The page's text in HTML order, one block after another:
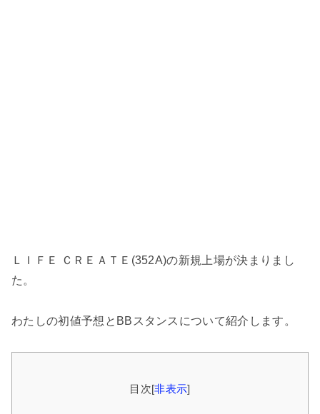
ＬＩＦＥ ＣＲＥＡＴＥ(352A)の新規上場が決まりまし
た。
わたしの初値予想とBBスタンスについて紹介します。
目次[非表示]